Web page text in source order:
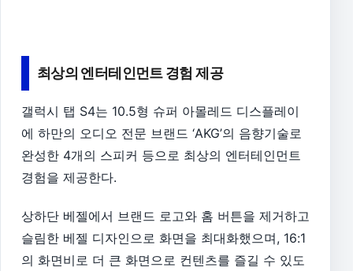
최상의 엔터테인먼트 경험 제공
갤럭시 탭 S4는 10.5형 슈퍼 아몰레드 디스플레이
에 하만의 오디오 전문 브랜드 ‘AKG’의 음향기술로
완성한 4개의 스피커 등으로 최상의 엔터테인먼트
경험을 제공한다.
상하단 베젤에서 브랜드 로고와 홈 버튼을 제거하고
슬림한 베젤 디자인으로 화면을 최대화했으며, 16:1
의 화면비로 더 큰 화면으로 컨텐츠를 즐길 수 있도